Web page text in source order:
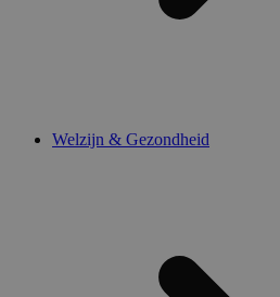
Welzijn & Gezondheid